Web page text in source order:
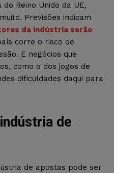
Reino Unido da UE,
Previsões indicam
da indústria serão
corre o risco de
E negócios que
como o dos jogos de
dificuldades daqui para
de
de apostas pode ser